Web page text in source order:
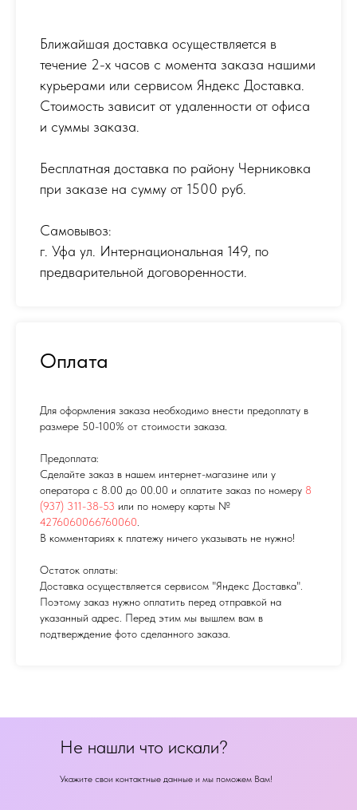
Ближайшая доставка осуществляется в
течение 2-х часов с момента заказа нашими
курьерами или сервисом Яндекс Доставка.
Стоимость зависит от удаленности от офиса
и суммы заказа.
Бесплатная доставка по району Черниковка
при заказе на сумму от 1500 руб.
Самовывоз:
г. Уфа ул. Интернациональная 149, по
предварительной договоренности.
Оплата
Для оформления заказа необходимо внести предоплату в
размере 50-100% от стоимости заказа.
Предоплата:
Сделайте заказ в нашем интернет-магазине или у
оператора с 8.00 до 00.00 и оплатите заказ по номеру 8
(937) 311-38-53 или по номеру карты №
4276060066760060
В комментариях к платежу ничего указывать не нужно!
Остаток оплаты:
Доставка осуществляется сервисом "Яндекс Доставка".
Поэтому заказ нужно оплатить перед отправкой на
указанный адрес. Перед этим мы вышлем вам в
подтверждение фото сделанного заказа.
Не нашли что искали?
Укажите свои контактные данные и мы поможем Вам!